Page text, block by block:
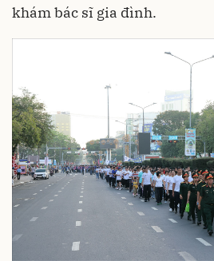
khám bác sĩ gia đình.